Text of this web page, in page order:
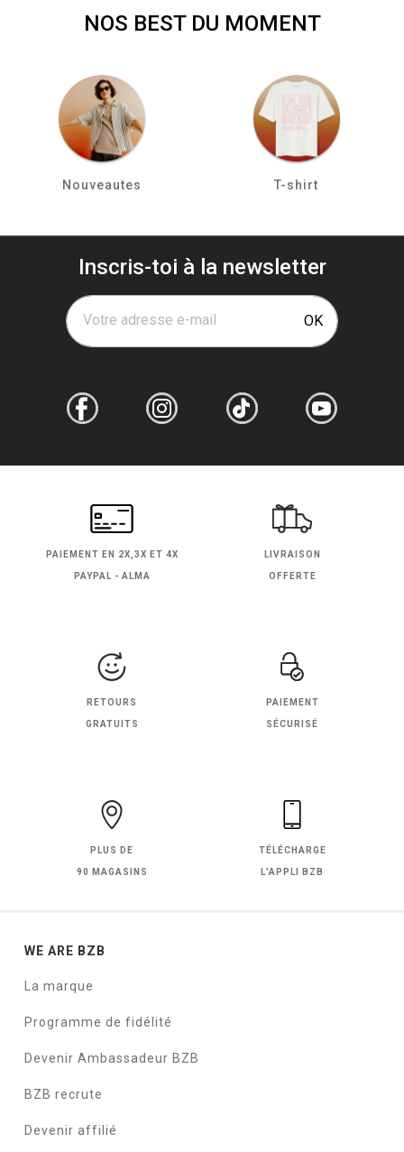
NOS BEST DU MOMENT
Nouveautes T-shirt
Inscris-toi à la newsletter
Votre adresse e-mail OK
PAIEMENT EN 2X,3X ET 4X
PAYPAL - ALMA
LIVRAISON
OFFERTE
RETOURS
GRATUITS
PAIEMENT
SÉCURISÉ
PLUS DE
90 MAGASINS
TÉLÉCHARGE
L'APPLI BZB
WE ARE BZB
La marque
Programme de fidélité
Devenir Ambassadeur BZB
BZB recrute
Devenir affilié